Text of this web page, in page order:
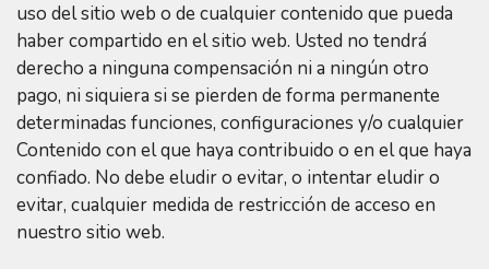
uso del sitio web o de cualquier contenido que pueda
haber compartido en el sitio web. Usted no tendrá
derecho a ninguna compensación ni a ningún otro
pago, ni siquiera si se pierden de forma permanente
determinadas funciones, configuraciones y/o cualquier
Contenido con el que haya contribuido o en el que haya
confiado. No debe eludir o evitar, o intentar eludir o
evitar, cualquier medida de restricción de acceso en
nuestro sitio web.